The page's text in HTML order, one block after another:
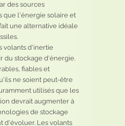
des sources
que l'énergie solaire et
une alternative idéale
volants d'inertie
du stockage d'énergie.
fiables et
ne soient peut-être
utilisés que les
devrait augmenter à
de stockage
d'évoluer. Les volants